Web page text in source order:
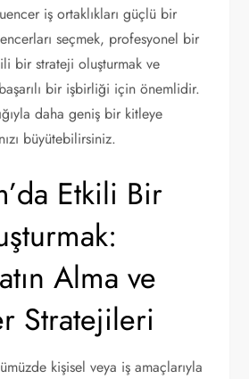
iş ortaklıkları güçlü bir
seçmek, profesyonel bir
bir strateji oluşturmak ve
bir işbirliği için önemlidir.
daha geniş bir kitleye
büyütebilirsiniz.
Etkili Bir
Alma ve
Stratejileri
kişisel veya iş amaçlarıyla